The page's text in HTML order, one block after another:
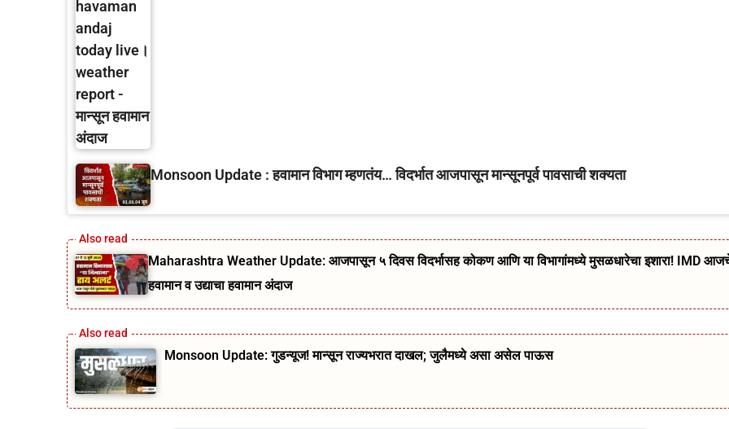
Monsoon Update : हवामान विभाग म्हणतंय… विदर्भात आजपासून मान्सूनपूर्व पावसाची शक्यता
Maharashtra Weather Update: आजपासून ५ दिवस विदर्भासह कोकण आणि या विभागांमध्ये मुसळधारेचा इशारा! IMD
हवामान व उद्याचा हवामान अंदाज
Monsoon Update: गुडन्यूज! मान्सून राज्यभरात दाखल; जुलैमध्ये असा असेल पाऊस